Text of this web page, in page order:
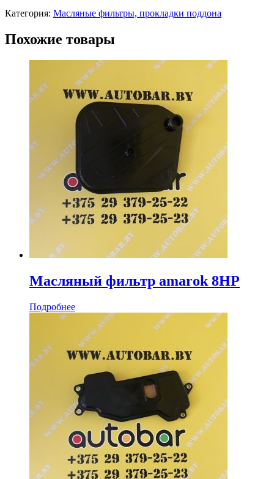
Категория: Масляные фильтры, прокладки поддона
Похожие товары
Масляный фильтр amarok 8HP
Подробнее